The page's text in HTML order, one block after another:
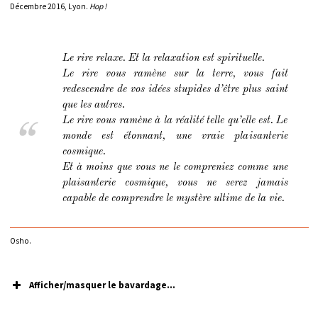
Décembre 2016, Lyon. Hop !
Le rire relaxe. Et la relaxation est spirituelle.
Le rire vous ramène sur la terre, vous fait
redescendre de vos idées stupides d’être plus saint
que les autres.
Le rire vous ramène à la réalité telle qu’elle est. Le
monde est étonnant, une vraie plaisanterie
cosmique.
Et à moins que vous ne le compreniez comme une
plaisanterie cosmique, vous ne serez jamais
capable de comprendre le mystère ultime de la vie.
Osho.
Afficher/masquer le bavardage...